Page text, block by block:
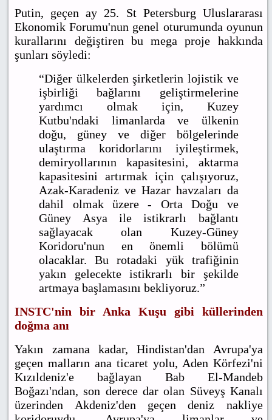
Putin, geçen ay 25. St Petersburg Uluslararası
Ekonomik Forumu'nun genel oturumunda oyunun
kurallarını değiştiren bu mega proje hakkında
şunları söyledi:
“Diğer ülkelerden şirketlerin lojistik ve
işbirliği bağlarını geliştirmelerine
yardımcı olmak için, Kuzey
Kutbu'ndaki limanlarda ve ülkenin
doğu, güney ve diğer bölgelerinde
ulaştırma koridorlarını iyileştirmek,
demiryollarının kapasitesini, aktarma
kapasitesini artırmak için çalışıyoruz,
Azak-Karadeniz ve Hazar havzaları da
dahil olmak üzere - Orta Doğu ve
Güney Asya ile istikrarlı bağlantı
sağlayacak olan Kuzey-Güney
Koridoru'nun en önemli bölümü
olacaklar. Bu rotadaki yük trafiğinin
yakın gelecekte istikrarlı bir şekilde
artmaya başlamasını bekliyoruz.”
INSTC'nin bir Anka Kuşu gibi küllerinden
doğma anı
Yakın zamana kadar, Hindistan'dan Avrupa'ya
geçen malların ana ticaret yolu, Aden Körfezi'ni
Kızıldeniz'e bağlayan Bab El-Mandeb
Boğazı'ndan, son derece dar olan Süveyş Kanalı
üzerinden Akdeniz'den geçen deniz nakliye